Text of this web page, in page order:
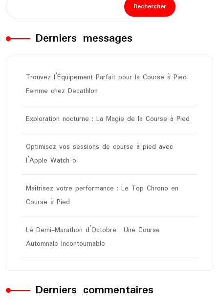
Rechercher
Derniers messages
Trouvez l’Équipement Parfait pour la Course à Pied
Femme chez Decathlon
Exploration nocturne : La Magie de la Course à Pied
Optimisez vos sessions de course à pied avec
l’Apple Watch 5
Maîtrisez votre performance : Le Top Chrono en
Course à Pied
Le Demi-Marathon d’Octobre : Une Course
Automnale Incontournable
Derniers commentaires